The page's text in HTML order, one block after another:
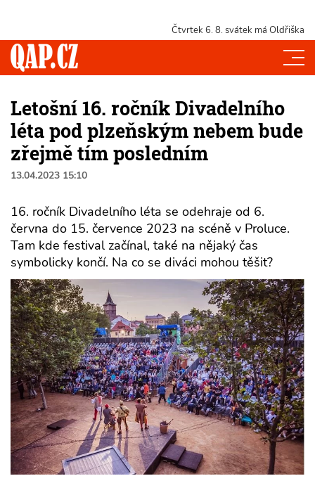
Čtvrtek 6. 8. svátek má Oldřiška
Letošní 16. ročník Divadelního
léta pod plzeňským nebem bude
zřejmě tím posledním
13.04.2023 15:10
16. ročník Divadelního léta se odehraje od 6.
června do 15. července 2023 na scéně v Proluce.
Tam kde festival začínal, také na nějaký čas
symbolicky končí. Na co se diváci mohou těšit?